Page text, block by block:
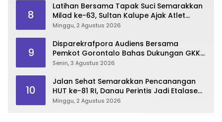
8
Latihan Bersama Tapak Suci Semarakkan
Milad ke-63, Sultan Kalupe Ajak Atlet
Lestarikan Budaya Bela Diri
Minggu, 2 Agustus 2026
9
Disparekrafpora Audiens Bersama
Pemkot Gorontalo Bahas Dukungan GKK
2026
Senin, 3 Agustus 2026
10
Jalan Sehat Semarakkan Pencanangan
HUT ke-81 RI, Danau Perintis Jadi Etalase
Wisata Gorontalo
Minggu, 2 Agustus 2026